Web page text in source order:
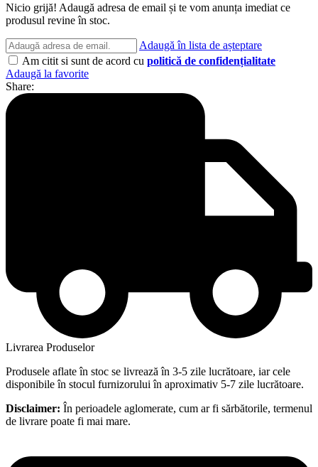
Nicio grijă! Adaugă adresa de email și te vom anunța imediat ce
produsul revine în stoc.
Adaugă în lista de așteptare
Am citit si sunt de acord cu politică de confidențialitate
Adaugă la favorite
Share:
Livrarea Produselor
Produsele aflate în stoc se livrează în 3-5 zile lucrătoare, iar cele
disponibile în stocul furnizorului în aproximativ 5-7 zile lucrătoare.
Disclaimer: În perioadele aglomerate, cum ar fi sărbătorile, termenul
de livrare poate fi mai mare.